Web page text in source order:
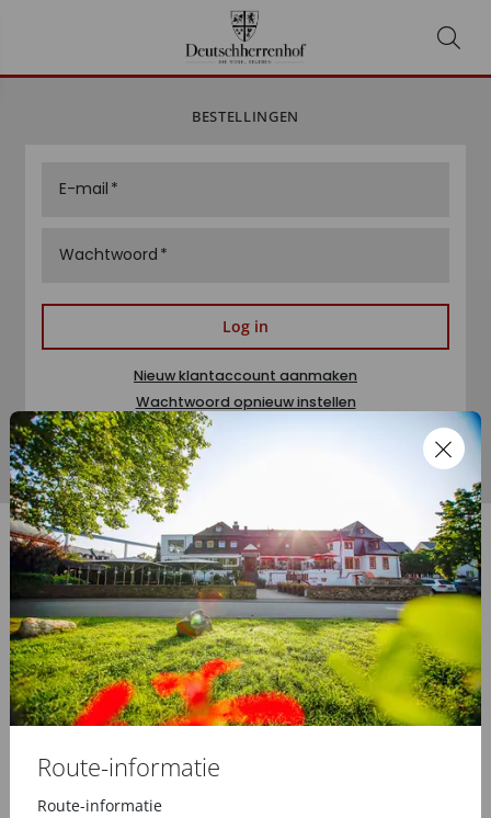
BESTELLINGEN
E-mail
Wachtwoord
Log in
Nieuw klantaccount aanmaken
Wachtwoord opnieuw instellen
Route-informatie
Route-informatie